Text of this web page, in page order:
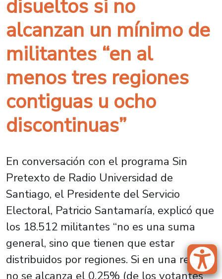
disueltos si no
alcanzan un mínimo de
militantes “en al
menos tres regiones
contiguas u ocho
discontinuas”
En conversación con el programa Sin
Pretexto de Radio Universidad de
Santiago, el Presidente del Servicio
Electoral, Patricio Santamaría, explicó que
los 18.512 militantes “no es una suma
general, sino que tienen que estar
distribuidos por regiones. Si en una región
no se alcanza el 0,25% (de los votantes